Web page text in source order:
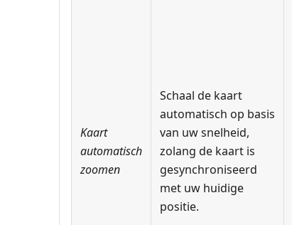
Kaart
automatisch
zoomen
Schaal de kaart
automatisch op basis
van uw snelheid,
zolang de kaart is
gesynchroniseerd
met uw huidige
positie.